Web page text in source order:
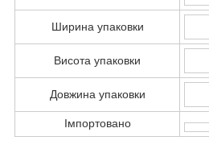
Ширина упаковки
Висота упаковки
Довжина упаковки
Імпортовано